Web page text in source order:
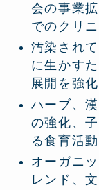
会の事業
でのクリ
汚染され
に生かす
展開を強化
ハーブ、
の強化、
る食育活
オーガニ
レンド、